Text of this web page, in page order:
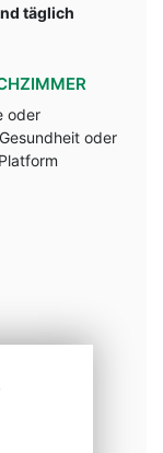
täglich
oder
oder